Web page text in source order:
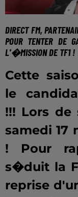
DIRECT FM,
POUR TENTER DE
L'�MISSION DE TF1 !
Cette
le
!!! Lors
samedi 17
! Pour
s�duit la
reprise